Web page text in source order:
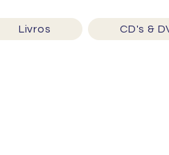
Livros CD's &